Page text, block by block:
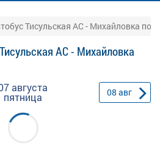
Тисульская АС - Михайловка
АС - Михайловка
августа
пятница 08 авг